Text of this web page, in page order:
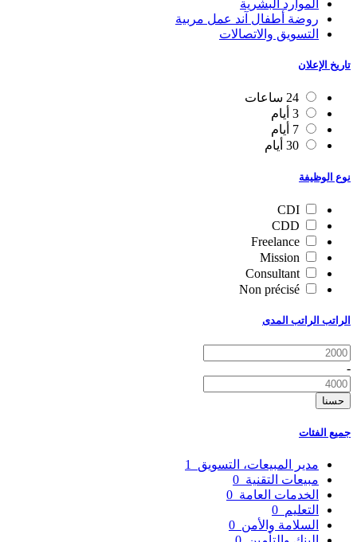
الموارد البشرية
روضة أطفال آند عمل مربية
التسويق والاتصالات
تاريخ الإعلان
24 ساعات
3 أيام
7 أيام
30 أيام
نوع الوظيفة
CDI
CDD
Freelance
Mission
Consultant
Non précisé
الراتب الراتب المدى
-
حسنا
جميع الفئات
مدير المبيعات، التسويق
مبيعات التقنية
الخدمات العامة
التعليم
السلامة والأمن